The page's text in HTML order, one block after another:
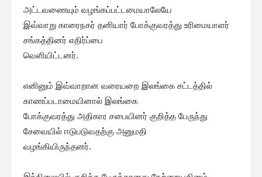
அட்டவணையும் வழங்கப்பட்டமையாலேயே
இவ்வாறு காரைநகர் தனியார் போக்குவரத்து உரிமையாளர்
சங்கத்தினர் எதிர்ப்பை
வெளியிட்டனர்.
எனினும் இவ்வாறான வரையறை இலங்கை சட்டத்தில்
காணப்படாமையினால் இலங்கை
போக்குவரத்து அதிகார சபையினர் குறித்த பேருந்து
சேவையில் ஈடுபடுவதற்கு அனுமதி
வழங்கியிருந்தனர்.